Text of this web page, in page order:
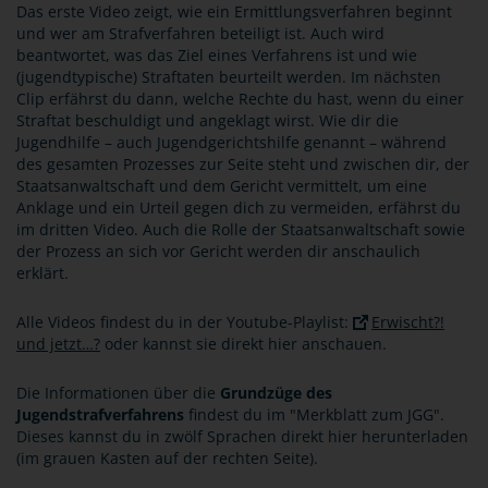
Das erste Video zeigt, wie ein Ermittlungsverfahren beginnt
und wer am Strafverfahren beteiligt ist. Auch wird
beantwortet, was das Ziel eines Verfahrens ist und wie
(jugendtypische) Straftaten beurteilt werden. Im nächsten
Clip erfährst du dann, welche Rechte du hast, wenn du einer
Straftat beschuldigt und angeklagt wirst. Wie dir die
Jugendhilfe – auch Jugendgerichtshilfe genannt – während
des gesamten Prozesses zur Seite steht und zwischen dir, der
Staatsanwaltschaft und dem Gericht vermittelt, um eine
Anklage und ein Urteil gegen dich zu vermeiden, erfährst du
im dritten Video. Auch die Rolle der Staatsanwaltschaft sowie
der Prozess an sich vor Gericht werden dir anschaulich
erklärt.
Alle Videos findest du in der Youtube-Playlist:
Erwischt?!
und jetzt…? oder kannst sie direkt hier anschauen.
Die Informationen über die Grundzüge des
Jugendstrafverfahrens findest du im "Merkblatt zum JGG".
Dieses kannst du in zwölf Sprachen direkt hier herunterladen
(im grauen Kasten auf der rechten Seite).